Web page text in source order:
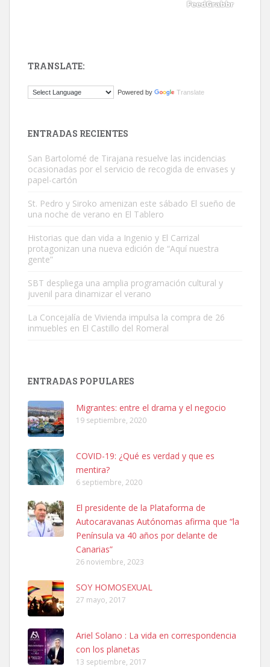
El ayuntamiento se va a llevar a Los Gatos callejeros de la zona los
Este gato macho ha aparecido en la calle hace menos de un mes,
es muy manso y extremadamente cari...
Leales.org » Gran Canaria
Leales.org » Gran Canaria
SHIBA PERDIDO AVDA JOSE MESA Y LOPEZ
PERRO MACHO RAZA SHIBA CON MICROCHIP PERDIDO HOY
06/07/2025 ZONA MESA Y LOPEZ. ES MUY ASUSTADIZO
Leales.org » Gran Canaria
6.7.2025
Ninfa perdida
El día 5 se los perdió una ninfa papillera, asustada tiene miedo a la
TRANSLATE:
Powered by Translate
ENTRADAS RECIENTES
San Bartolomé de Tirajana resuelve las incidencias
ocasionadas por el servicio de recogida de envases y
papel-cartón
St. Pedro y Siroko amenizan este sábado El sueño de
una noche de verano en El Tablero
Historias que dan vida a Ingenio y El Carrizal
protagonizan una nueva edición de “Aquí nuestra
gente”
SBT despliega una amplia programación cultural y
juvenil para dinamizar el verano
La Concejalía de Vivienda impulsa la compra de 26
inmuebles en El Castillo del Romeral
ENTRADAS POPULARES
Migrantes: entre el drama y el negocio
19 septiembre, 2020
COVID-19: ¿Qué es verdad y que es
mentira?
6 septiembre, 2020
El presidente de la Plataforma de
Autocaravanas Autónomas afirma que “la
Península va 40 años por delante de
Canarias”
26 noviembre, 2023
SOY HOMOSEXUAL
27 mayo, 2017
Ariel Solano : La vida en correspondencia
con los planetas
13 septiembre, 2017